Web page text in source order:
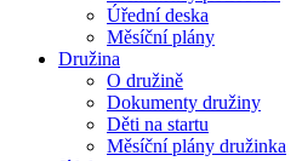
Úřední deska
Měsíční plány
Družina
O družině
Dokumenty družiny
Děti na startu
Měsíční plány družinka